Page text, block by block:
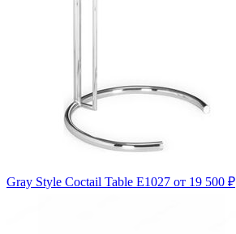
Gray Style Coctail Table E1027 от 19 500 ₽